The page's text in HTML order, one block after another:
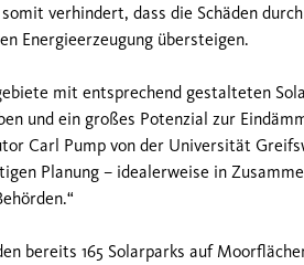
verhindert, dass die Schäden
Energieerzeugung übersteigen.
mit entsprechend gestalteten
und ein großes Potenzial zur
Carl Pump von der Universität
Planung – idealerweise in
bereits 165 Solarparks auf